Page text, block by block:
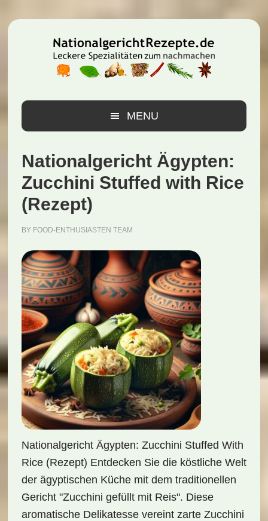
Hauptnavigation
Inhalt
Seitenspalte
MENU
Nationalgericht Ägypten:
Zucchini Stuffed with Rice
(Rezept)
BY FOOD-ENTHUSIASTEN TEAM
Nationalgericht Ägypten: Zucchini Stuffed With
Rice (Rezept) Entdecken Sie die köstliche Welt
der ägyptischen Küche mit dem traditionellen
Gericht "Zucchini gefüllt mit Reis". Diese
aromatische Delikatesse vereint zarte Zucchini